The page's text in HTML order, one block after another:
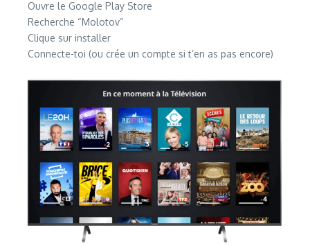
Ouvre le Google Play Store
Recherche “Molotov”
Clique sur installer
Connecte-toi (ou crée un compte si t’en as pas encore)